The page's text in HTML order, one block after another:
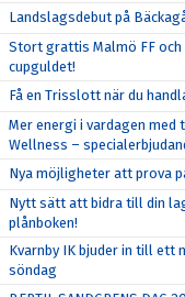
Landslagsdebut på
Stort grattis Malmö FF
cupguldet!
Få en Trisslott när du
Mer energi i vardagen
Wellness –
Nya möjligheter att prova
Nytt sätt att bidra till din
plånboken!
Kvarnby IK bjuder in till ett
söndag